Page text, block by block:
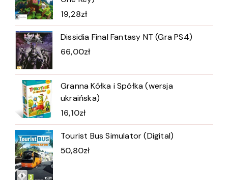
19,28zł
Dissidia Final Fantasy NT (Gra PS4)
66,00zł
Granna Kółka i Spółka (wersja
ukraińska)
16,10zł
Tourist Bus Simulator (Digital)
50,80zł